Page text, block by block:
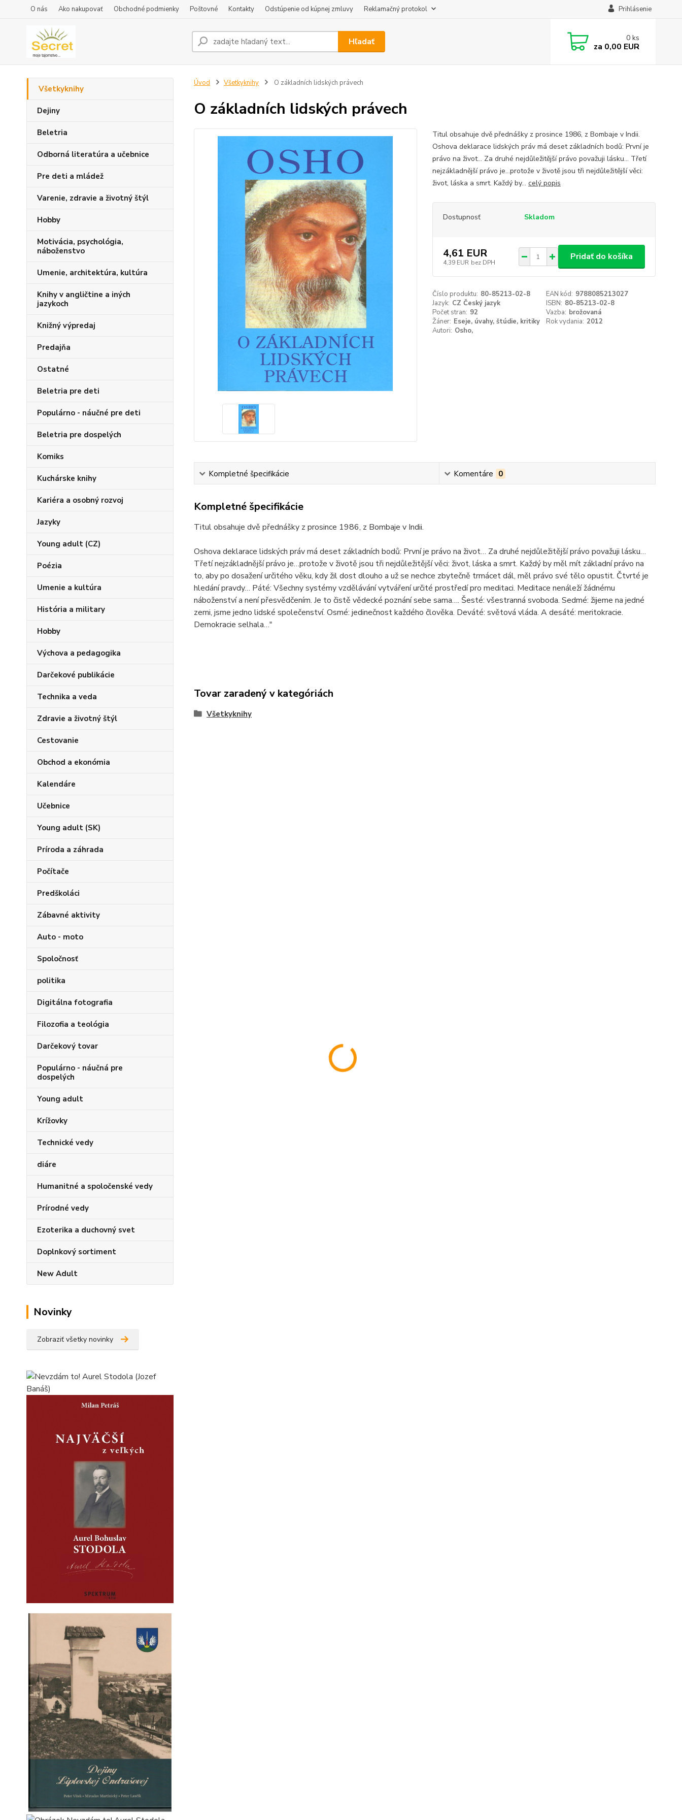
O nás Ako nakupovať Obchodné podmienky Poštovné Kontakty Odstúpenie od kúpnej zmluvy Reklamačný protokol Prihlásenie
Hľadať 0 ks
za 0,00 EUR
Všetkyknihy
Dejiny
Beletria
Odborná literatúra a učebnice
Pre deti a mládež
Varenie, zdravie a životný štýl
Hobby
Motivácia, psychológia,
náboženstvo
Umenie, architektúra, kultúra
Knihy v angličtine a iných
jazykoch
Knižný výpredaj
Predajňa
Ostatné
Beletria pre deti
Populárno - náučné pre deti
Beletria pre dospelých
Komiks
Kuchárske knihy
Kariéra a osobný rozvoj
Jazyky
Young adult (CZ)
Poézia
Umenie a kultúra
História a military
Hobby
Výchova a pedagogika
Darčekové publikácie
Technika a veda
Zdravie a životný štýl
Cestovanie
Obchod a ekonómia
Kalendáre
Učebnice
Young adult (SK)
Príroda a záhrada
Počítače
Predškoláci
Zábavné aktivity
Auto - moto
Spoločnosť
politika
Digitálna fotografia
Filozofia a teológia
Darčekový tovar
Populárno - náučná pre
dospelých
Young adult
Krížovky
Technické vedy
diáre
Humanitné a spoločenské vedy
Prírodné vedy
Ezoterika a duchovný svet
Doplnkový sortiment
New Adult
Novinky
Zobraziť všetky novinky
Úvod Všetkyknihy O základních lidských právech
O základních lidských právech
Titul obsahuje dvě přednášky z prosince 1986, z Bombaje v Indii.
Oshova deklarace lidských práv má deset základních bodů: První je
právo na život… Za druhé nejdůležitější právo považuji lásku… Třetí
nejzákladnější právo je…protože v životě jsou tři nejdůležitější věci:
život, láska a smrt. Každý by... celý popis
Dostupnosť Skladom
4,61 EUR
4,39 EUR bez DPH
Pridať do košíka
Číslo produktu: 80-85213-02-8 EAN kód: 9788085213027
Jazyk: CZ Český jazyk ISBN: 80-85213-02-8
Počet stran: 92 Vazba: brožovaná
Žáner: Eseje, úvahy, štúdie, kritiky Rok vydania: 2012
Autori: Osho,
Kompletné špecifikácie Komentáre 0
Kompletné špecifikácie
Titul obsahuje dvě přednášky z prosince 1986, z Bombaje v Indii.
Oshova deklarace lidských práv má deset základních bodů: První je právo na život… Za druhé nejdůležitější právo považuji lásku…
Třetí nejzákladnější právo je…protože v životě jsou tři nejdůležitější věci: život, láska a smrt. Každý by měl mít základní právo na
to, aby po dosažení určitého věku, kdy žil dost dlouho a už se nechce zbytečně trmácet dál, měl právo své tělo opustit. Čtvrté je
hledání pravdy… Páté: Všechny systémy vzdělávání vytváření určité prostředí pro meditaci. Meditace nenáleží žádnému
náboženství a není přesvědčením. Je to čistě vědecké poznání sebe sama…. Šesté: všestranná svoboda. Sedmé: žijeme na jedné
zemi, jsme jedno lidské společenství. Osmé: jedinečnost každého člověka. Deváté: světová vláda. A desáté: meritokracie.
Demokracie selhala…"
Tovar zaradený v kategóriách
Všetkyknihy